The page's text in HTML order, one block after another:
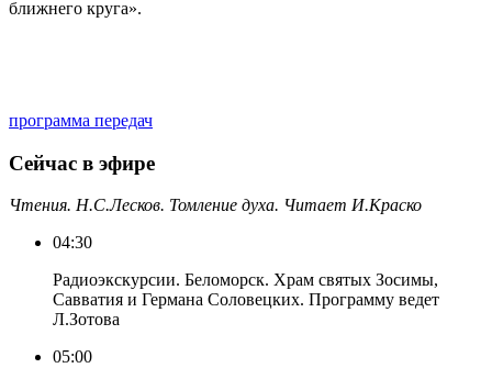
ближнего круга».
программа передач
Сейчас в эфире
Чтения. Н.С.Лесков. Томление духа. Читает И.Краско
04:30
Радиоэкскурсии. Беломорск. Храм святых Зосимы,
Савватия и Германа Соловецких. Программу ведет
Л.Зотова
05:00